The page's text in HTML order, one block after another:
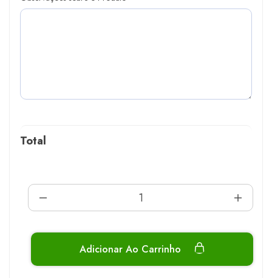
Total
Adicionar Ao Carrinho